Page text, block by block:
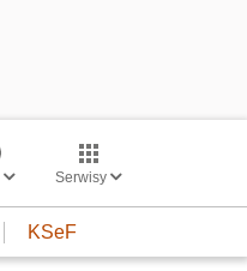
Serwisy
KSeF